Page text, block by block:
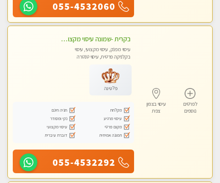
055-4532060
לפרטים
נוספים
עיסוי בצפון
צפת
בקרית -שמונה עיסוי מקצועי מפנק עיסוי עם אבנים חמות. מעסה עם תעודות. טיפול מרגיע ומפנק באווירה נעימה ושקטה
עיסוי מפנק, עיסוי מקצועי, עיסוי
בקלניקה פרטית, עיסוי טנטרה
פלטינה
מקלחת
חניה חינם
עיסוי מרגיע
נקי ומסודר
מקום פרטי
עיסוי מקצועי
תמונה אמיתית
דוברת עיברית
055-4532292